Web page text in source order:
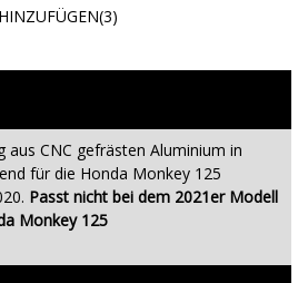
(3)
aus CNC gefrästen Aluminium in
für die Honda Monkey 125
Passt nicht bei dem 2021er Modell
Monkey 125